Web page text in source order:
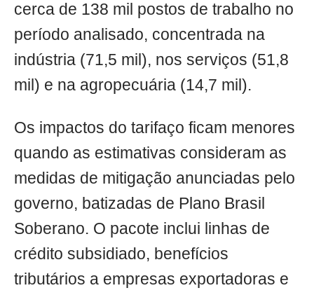
cerca de 138 mil postos de trabalho no
período analisado, concentrada na
indústria (71,5 mil), nos serviços (51,8
mil) e na agropecuária (14,7 mil).
Os impactos do tarifaço ficam menores
quando as estimativas consideram as
medidas de mitigação anunciadas pelo
governo, batizadas de Plano Brasil
Soberano. O pacote inclui linhas de
crédito subsidiado, benefícios
tributários a empresas exportadoras e